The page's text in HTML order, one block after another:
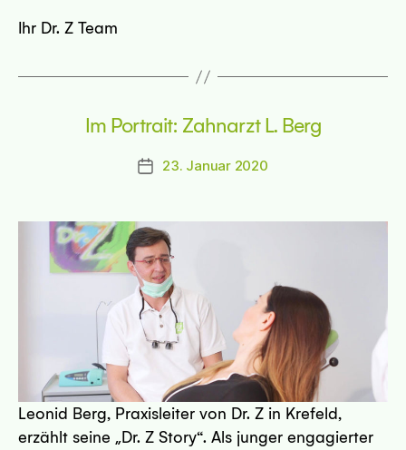
Ihr Dr. Z Team
Im Portrait: Zahnarzt L. Berg
Beitragsdatum
23. Januar 2020
Leonid Berg, Praxisleiter von Dr. Z in Krefeld,
erzählt seine „Dr. Z Story“. Als junger engagierter